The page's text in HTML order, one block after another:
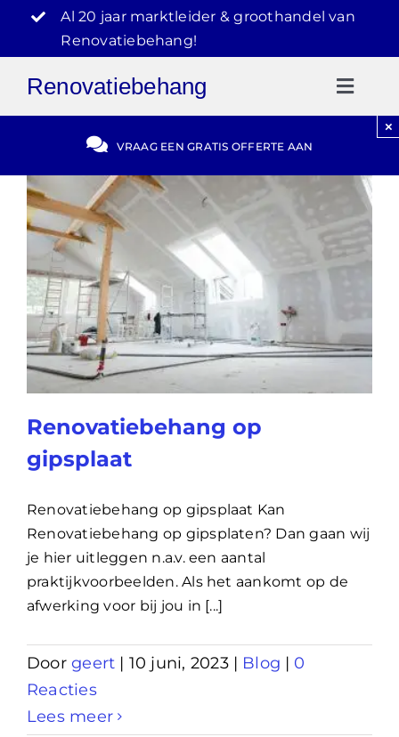
inhoud
Al 20 jaar marktleider & groothandel van
Renovatiebehang!
Renovatiebehang
Gratis Offerte
Blog
Video Reviews
030-2072303
VRAAG EEN GRATIS OFFERTE AAN
×
Renovatiebehang op
gipsplaat
Renovatiebehang op gipsplaat Kan
Renovatiebehang op gipsplaten? Dan gaan wij
je hier uitleggen n.a.v. een aantal
praktijkvoorbeelden. Als het aankomt op de
afwerking voor bij jou in [...]
Doorgeert | 10 juni, 2023 | Blog | 0
Reacties
Lees meer